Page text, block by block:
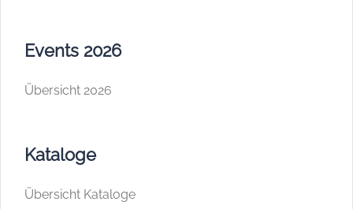
Events 2026
Übersicht 2026
Kataloge
Übersicht Kataloge